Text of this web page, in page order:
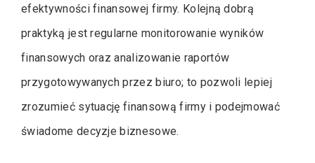
efektywności finansowej firmy. Kolejną dobrą
praktyką jest regularne monitorowanie wyników
finansowych oraz analizowanie raportów
przygotowywanych przez biuro; to pozwoli lepiej
zrozumieć sytuację finansową firmy i podejmować
świadome decyzje biznesowe.